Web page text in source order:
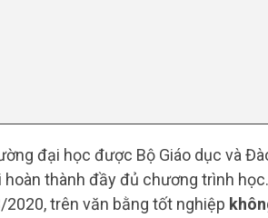
đại học được Bộ Giáo dục và
thành đầy đủ chương trình học.
trên văn bằng tốt nghiệp